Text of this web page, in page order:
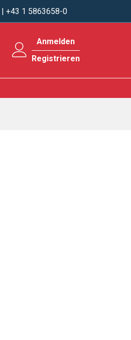
| +43 1 5863658-0
Anmelden
Registrieren